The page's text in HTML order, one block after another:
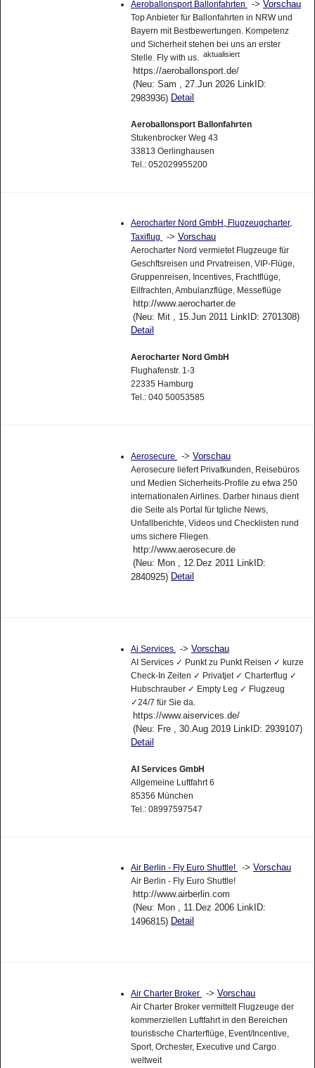
Aeroballonsport Ballonfahrten -> Vorschau
Top Anbieter für Ballonfahrten in NRW und
Bayern mit Bestbewertungen. Kompetenz
und Sicherheit stehen bei uns an erster
Stelle. Fly with us. aktualisiert
https://aeroballonsport.de/
(Neu: Sam , 27.Jun 2026 LinkID:
2983936) Detail
Aeroballonsport Ballonfahrten
Stukenbrocker Weg 43
33813 Oerlinghausen
Tel.: 052029955200
Aerocharter Nord GmbH, Flugzeugcharter,
Taxiflug
-> Vorschau
Aerocharter Nord vermietet Flugzeuge für
Geschftsreisen und Prvatreisen, VIP-Flüge,
Gruppenreisen, Incentives, Frachtflüge,
Eilfrachten, Ambulanzflüge, Messeflüge
http://www.aerocharter.de
(Neu: Mit , 15.Jun 2011 LinkID: 2701308)
Detail
Aerocharter Nord GmbH
Flughafenstr. 1-3
22335 Hamburg
Tel.: 040 50053585
Aerosecure -> Vorschau
Aerosecure liefert Privatkunden, Reisebüros
und Medien Sicherheits-Profile zu etwa 250
internationalen Airlines. Darber hinaus dient
die Seite als Portal für tgliche News,
Unfallberichte, Videos und Checklisten rund
ums sichere Fliegen.
http://www.aerosecure.de
(Neu: Mon , 12.Dez 2011 LinkID:
2840925) Detail
Ai Services -> Vorschau
AI Services ✓ Punkt zu Punkt Reisen ✓ kurze
Check-In Zeiten ✓ Privatjet ✓ Charterflug ✓
Hubschrauber ✓ Empty Leg ✓ Flugzeug
✓24/7 für Sie da.
https://www.aiservices.de/
(Neu: Fre , 30.Aug 2019 LinkID: 2939107)
Detail
AI Services GmbH
Allgemeine Luftfahrt 6
85356 München
Tel.: 08997597547
Air Berlin - Fly Euro Shuttle! -> Vorschau
Air Berlin - Fly Euro Shuttle!
http://www.airberlin.com
(Neu: Mon , 11.Dez 2006 LinkID:
1496815) Detail
Air Charter Broker -> Vorschau
Air Charter Broker vermittelt Flugzeuge der
kommerziellen Luftfahrt in den Bereichen
touristische Charterflüge, Event/Incentive,
Sport, Orchester, Executive und Cargo
weltweit